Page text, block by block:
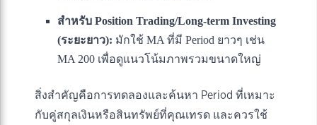
สำหรับ Position Trading/Long-term Investing
(ระยะยาว): มักใช้ MA ที่มี Period ยาวๆ เช่น
MA 200 เพื่อดูแนวโน้มภาพรวมขนาดใหญ่
สิ่งสำคัญคือการทดลองและค้นหา Period ที่เหมาะ
กับคู่สกุลเงินหรือสินทรัพย์ที่คุณเทรด และควรใช้